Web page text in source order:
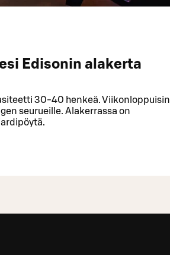
Edisonin alakerta
30-40 henkeä. Viikonloppuisin
seurueille. Alakerrassa on